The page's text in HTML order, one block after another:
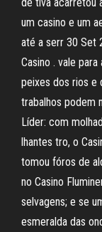
um casino e um
até a serr 30 Set
Casino . vale
peixes dos rios e
trabalhos podem
Líder: com
lhantes tro, o
tomou fóros de
no Casino
selvagens; e se
esmeralda das